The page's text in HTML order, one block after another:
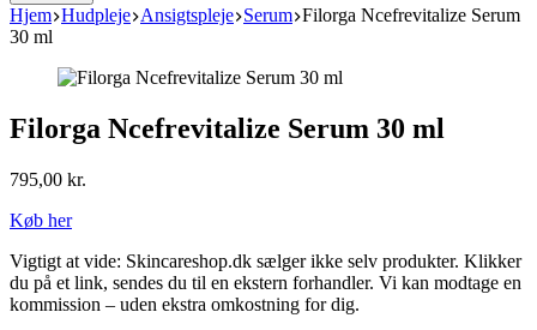
Hjem Hudpleje Ansigtspleje Serum Filorga Ncefrevitalize Serum
30 ml
Filorga Ncefrevitalize Serum 30 ml
795,00 kr.
Køb her
Vigtigt at vide: Skincareshop.dk sælger ikke selv produkter. Klikker
du på et link, sendes du til en ekstern forhandler. Vi kan modtage en
kommission – uden ekstra omkostning for dig.